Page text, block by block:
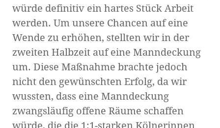
würde definitiv ein hartes Stück Arbeit
werden. Um unsere Chancen auf eine
Wende zu erhöhen, stellten wir in der
zweiten Halbzeit auf eine Manndeckung
um. Diese Maßnahme brachte jedoch
nicht den gewünschten Erfolg, da wir
wussten, dass eine Manndeckung
zwangsläufig offene Räume schaffen
würde, die die 1:1-starken Kölnerinnen